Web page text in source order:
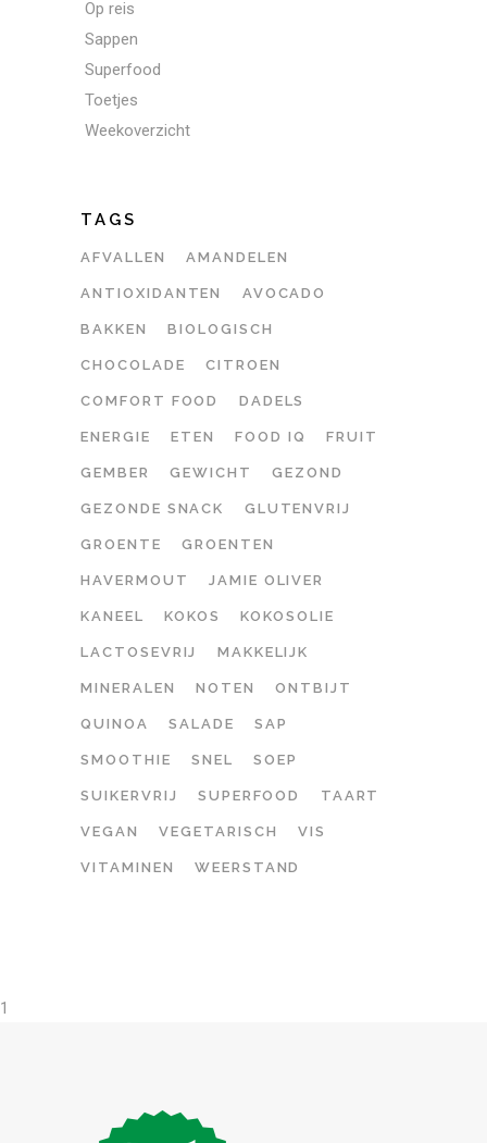
Op reis
Sappen
Superfood
Toetjes
Weekoverzicht
TAGS
AFVALLEN AMANDELEN
ANTIOXIDANTEN AVOCADO
BAKKEN BIOLOGISCH
CHOCOLADE CITROEN
COMFORT FOOD DADELS
ENERGIE ETEN FOOD IQ FRUIT
GEMBER GEWICHT GEZOND
GEZONDE SNACK GLUTENVRIJ
GROENTE GROENTEN
HAVERMOUT JAMIE OLIVER
KANEEL KOKOS KOKOSOLIE
LACTOSEVRIJ MAKKELIJK
MINERALEN NOTEN ONTBIJT
QUINOA SALADE SAP
SMOOTHIE SNEL SOEP
SUIKERVRIJ SUPERFOOD TAART
VEGAN VEGETARISCH VIS
VITAMINEN WEERSTAND
1